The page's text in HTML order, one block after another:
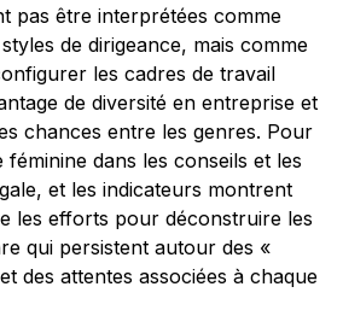
pas être interprétées comme
de dirigeance, mais comme
les cadres de travail
de diversité en entreprise et
chances entre les genres. Pour
dans les conseils et les
et les indicateurs montrent
les efforts pour déconstruire les
qui persistent autour des «
des attentes associées à chaque